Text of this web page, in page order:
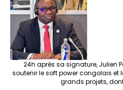
o
k
24h après sa signature, Julien
soutenir le soft power congolais
grands projets,